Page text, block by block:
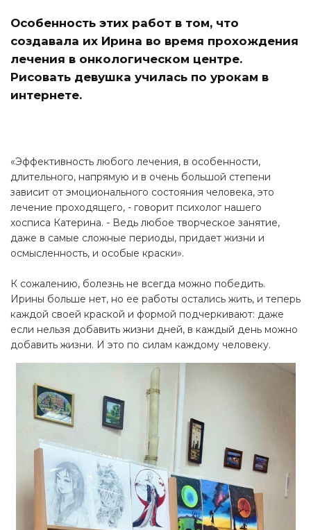
Особенность этих работ в том, что
создавала их Ирина во время прохождения
лечения в онкологическом центре.
Рисовать девушка училась по урокам в
интернете.
«Эффективность любого лечения, в особенности,
длительного, напрямую и в очень большой степени
зависит от эмоционального состояния человека, это
лечение проходящего, - говорит психолог нашего
хосписа Катерина. - Ведь любое творческое занятие,
даже в самые сложные периоды, придает жизни и
осмысленность, и особые краски».
К сожалению, болезнь не всегда можно победить.
Ирины больше нет, но ее работы остались жить, и теперь
каждой своей краской и формой подчеркивают: даже
если нельзя добавить жизни дней, в каждый день можно
добавить жизни. И это по силам каждому человеку.